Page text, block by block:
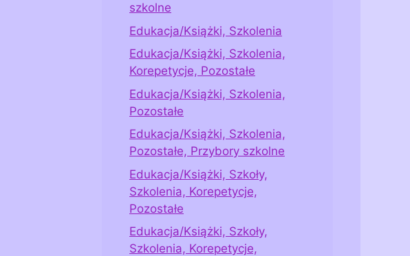
szkolne
Edukacja/Książki, Szkolenia
Edukacja/Książki, Szkolenia,
Korepetycje, Pozostałe
Edukacja/Książki, Szkolenia,
Pozostałe
Edukacja/Książki, Szkolenia,
Pozostałe, Przybory szkolne
Edukacja/Książki, Szkoły,
Szkolenia, Korepetycje,
Pozostałe
Edukacja/Książki, Szkoły,
Szkolenia, Korepetycje,